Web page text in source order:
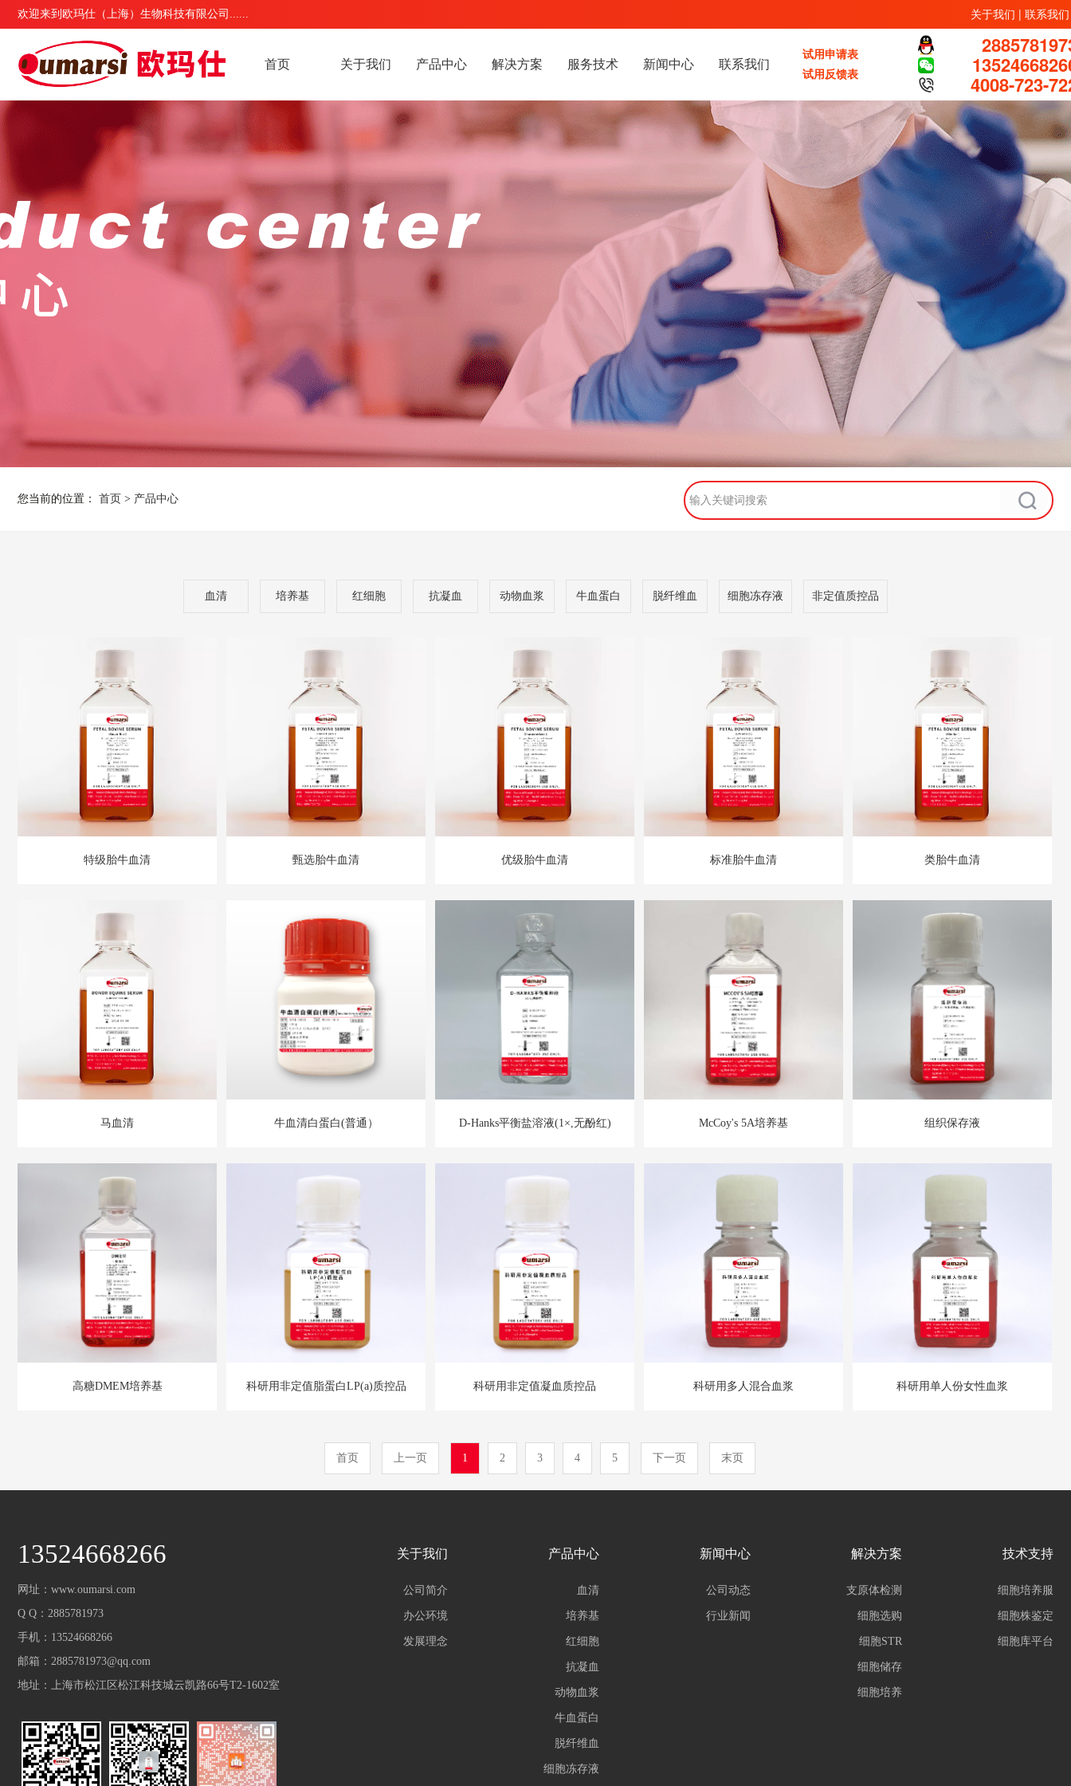
欢迎来到欧玛仕（上海）生物科技有限公司...... 关于我们 | 联系我们
首页 关于我们 产品中心 解决方案 服务技术 新闻中心 联系我们
试用申请表
试用反馈表
4008-723-
您当前的位置： 首页 > 产品中心
血清 培养基 红细胞 抗凝血 动物血浆 牛血蛋白 脱纤维血 细胞冻存液 非定值质控品
特级胎牛血清 甄选胎牛血清 优级胎牛血清 标准胎牛血清 类胎牛血清
马血清 牛血清白蛋白(普通） D-Hanks平衡盐溶液(1×,无酚红) McCoy's 5A培养基 组织保存液
高糖DMEM培养基 科研用非定值脂蛋白LP(a)质控品 科研用非定值凝血质控品 科研用多人混合血浆 科研用单人份女性血浆
首页 上一页 1 2 3 4 5 下一页 末页
13524668266
网址：www.oumarsi.com
Q Q：2885781973
手机：13524668266
邮箱：2885781973@qq.com
地址：上海市松江区松江科技城云凯路66号T2-1602室
关于我们
公司简介
办公环境
发展理念
产品中心
血清
培养基
红细胞
抗凝血
动物血浆
牛血蛋白
脱纤维血
细胞冻存液
新闻中心
公司动态
行业新闻
解决方案
支原体检测
细胞选购
细胞STR
细胞储存
细胞培养
技术支持
细胞培养服
细胞株鉴定
细胞库平台